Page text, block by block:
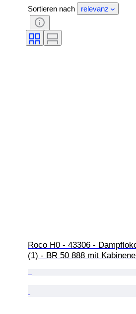
Sortieren nach relevanz
Roco H0 - 43306 -
(1) - BR 50 888 mit